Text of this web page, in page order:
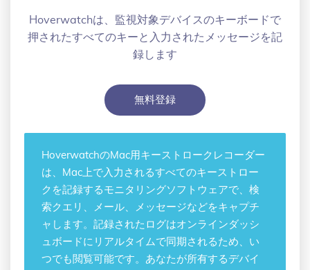
Hoverwatchは、監視対象デバイスのキーボードで
押されたすべてのキーと入力されたメッセージを記
録します
無料登録
HoverwatchのMac用キーストロークレコーダー
は、Mac上で入力されるすべてのキーストロー
クを記録するモニタリングソフトウェアで、検
索クエリ、メール、メッセージなどをキャプチ
ャします。記録されたログはオンラインダッシ
ュボードにリアルタイムで同期されるため、い
つでも閲覧可能です。あなたが所有するデバイ